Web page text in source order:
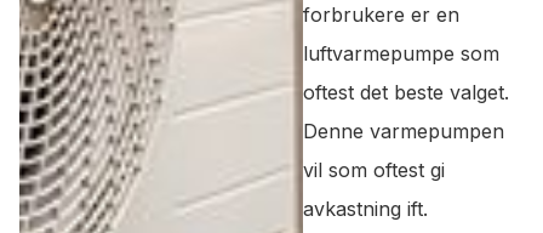
forbrukere er en
luftvarmepumpe som
oftest det beste valget.
Denne varmepumpen
vil som oftest gi
avkastning ift.